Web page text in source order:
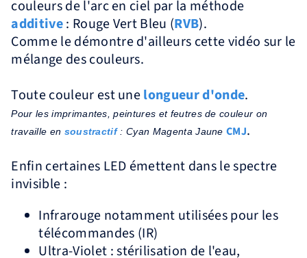
couleurs de l'arc en ciel par la méthode
additive: Rouge Vert Bleu (RVB).
Comme le démontre d'ailleurs cette vidéo sur le
mélange des couleurs.
Toute couleur est unelongueur d'onde.
Pour les imprimantes, peintures et feutres de couleur on
travaille en soustractif: Cyan Magenta JauneCMJ.
Enfin certaines LED émettent dans le spectre
invisible :
Infrarouge notamment utilisées pour les
télécommandes (IR)
Ultra-Violet : stérilisation de l'eau,